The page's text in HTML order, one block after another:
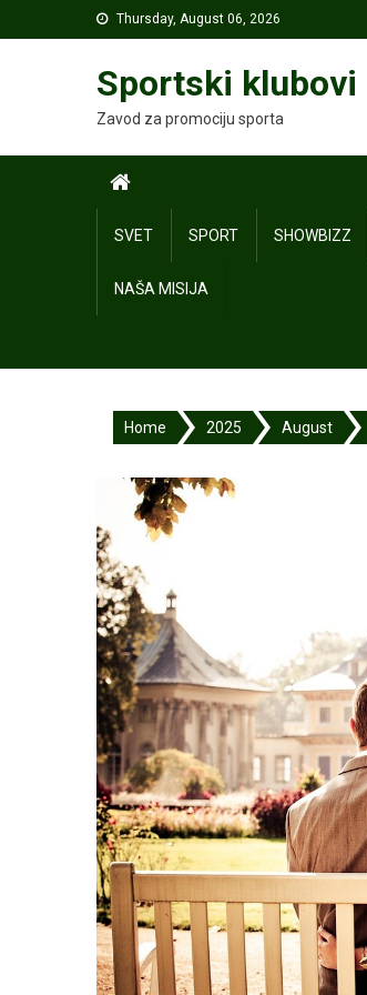
to
Thursday, August 06, 2026
Sportski klubovi
Zavod za promociju sporta
SVET SPORT SHOWBIZZ
NAŠA MISIJA
Home 2025 August